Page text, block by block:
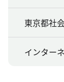
東京都社
インター